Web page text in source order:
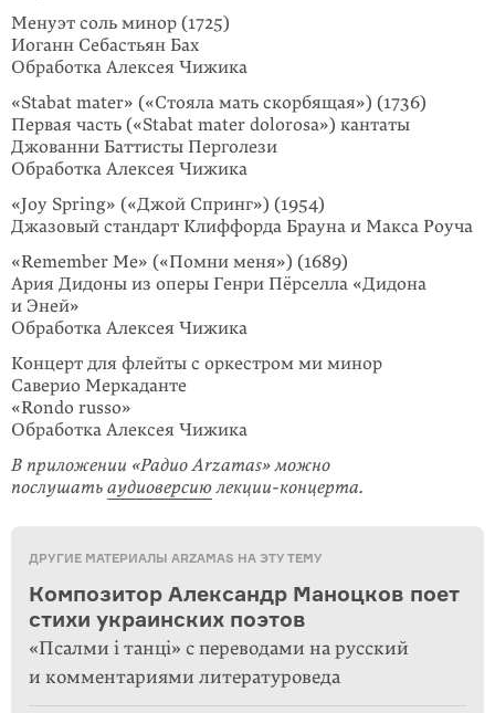
Менуэт соль минор (1725)
Иоганн Себастьян Бах
Обработка Алексея Чижика
«Stabat mater» («Стояла мать скорбящая») (1736)
Первая часть («Stabat mater dolorosa») кантаты
Джованни Баттисты Перголези
Обработка Алексея Чижика
«Joy Spring» («Джой Спринг») (1954)
Джазовый стандарт Клиффорда Брауна и Макса Роуча
«Remember Me» («Помни меня») (1689)
Ария Дидоны из оперы Генри Пёрселла «Дидона
и Эней»
Обработка Алексея Чижика
Концерт для флейты с оркестром ми минор
Саверио Меркаданте
«Rondo russo»
Обработка Алексея Чижика
В приложении «Радио Arzamas» можно
послушать аудиоверсиюлекции-концерта.
ДРУГИЕ МАТЕРИАЛЫ ARZAMAS НА ЭТУ ТЕМУ
Композитор Александр Маноцков поет
стихи украинских поэтов
«Псалми i танцi» с переводами на русский
и комментариями литературоведа